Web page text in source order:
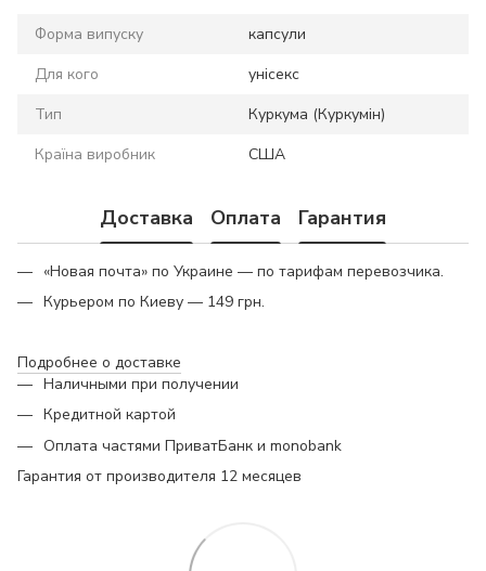
Форма випуску
капсули
Для кого
унісекс
Тип
Куркума (Куркумін)
Країна виробник
США
Доставка Оплата Гарантия
«Новая почта» по Украине — по тарифам перевозчика.
Курьером по Киеву — 149 грн.
Подробнее о доставке
Наличными при получении
Кредитной картой
Оплата частями ПриватБанк и monobank
Гарантия от производителя 12 месяцев